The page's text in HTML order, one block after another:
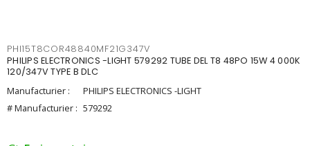
PHI15T8COR48840MF21G347V
PHILIPS ELECTRONICS -LIGHT 579292 TUBE DEL T8 48PO 15W 4 000K
120/347V TYPE B DLC
Manufacturier :
PHILIPS ELECTRONICS -LIGHT
# Manufacturier : 579292